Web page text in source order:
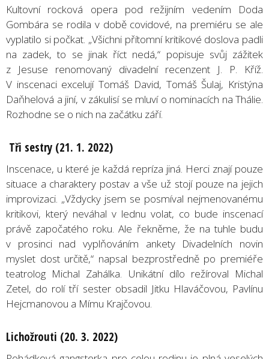
Kultovní rocková opera pod režijním vedením Doda
Gombára se rodila v době covidové, na premiéru se ale
vyplatilo si počkat. „Všichni přítomní kritikové doslova padli
na zadek, to se jinak říct nedá,“ popisuje svůj zážitek
z Jesuse renomovaný divadelní recenzent J. P. Kříž.
V inscenaci excelují Tomáš David, Tomáš Šulaj, Kristýna
Daňhelová a jiní, v zákulisí se mluví o nominacích na Thálie.
Rozhodne se o nich na začátku září.
Tři sestry (21. 1. 2022)
Inscenace, u které je každá repríza jiná. Herci znají pouze
situace a charaktery postav a vše už stojí pouze na jejich
improvizaci. „Vždycky jsem se posmíval nejmenovanému
kritikovi, který neváhal v lednu volat, co bude inscenací
právě započatého roku. Ale řekněme, že na tuhle budu
v prosinci nad vyplňováním ankety Divadelních novin
myslet dost určitě,“ napsal bezprostředně po premiéře
teatrolog Michal Zahálka. Unikátní dílo režíroval Michal
Zetel, do rolí tří sester obsadil Jitku Hlaváčovou, Pavlínu
Hejcmanovou a Mímu Krajčovou.
Lichožrouti (20. 3. 2022)